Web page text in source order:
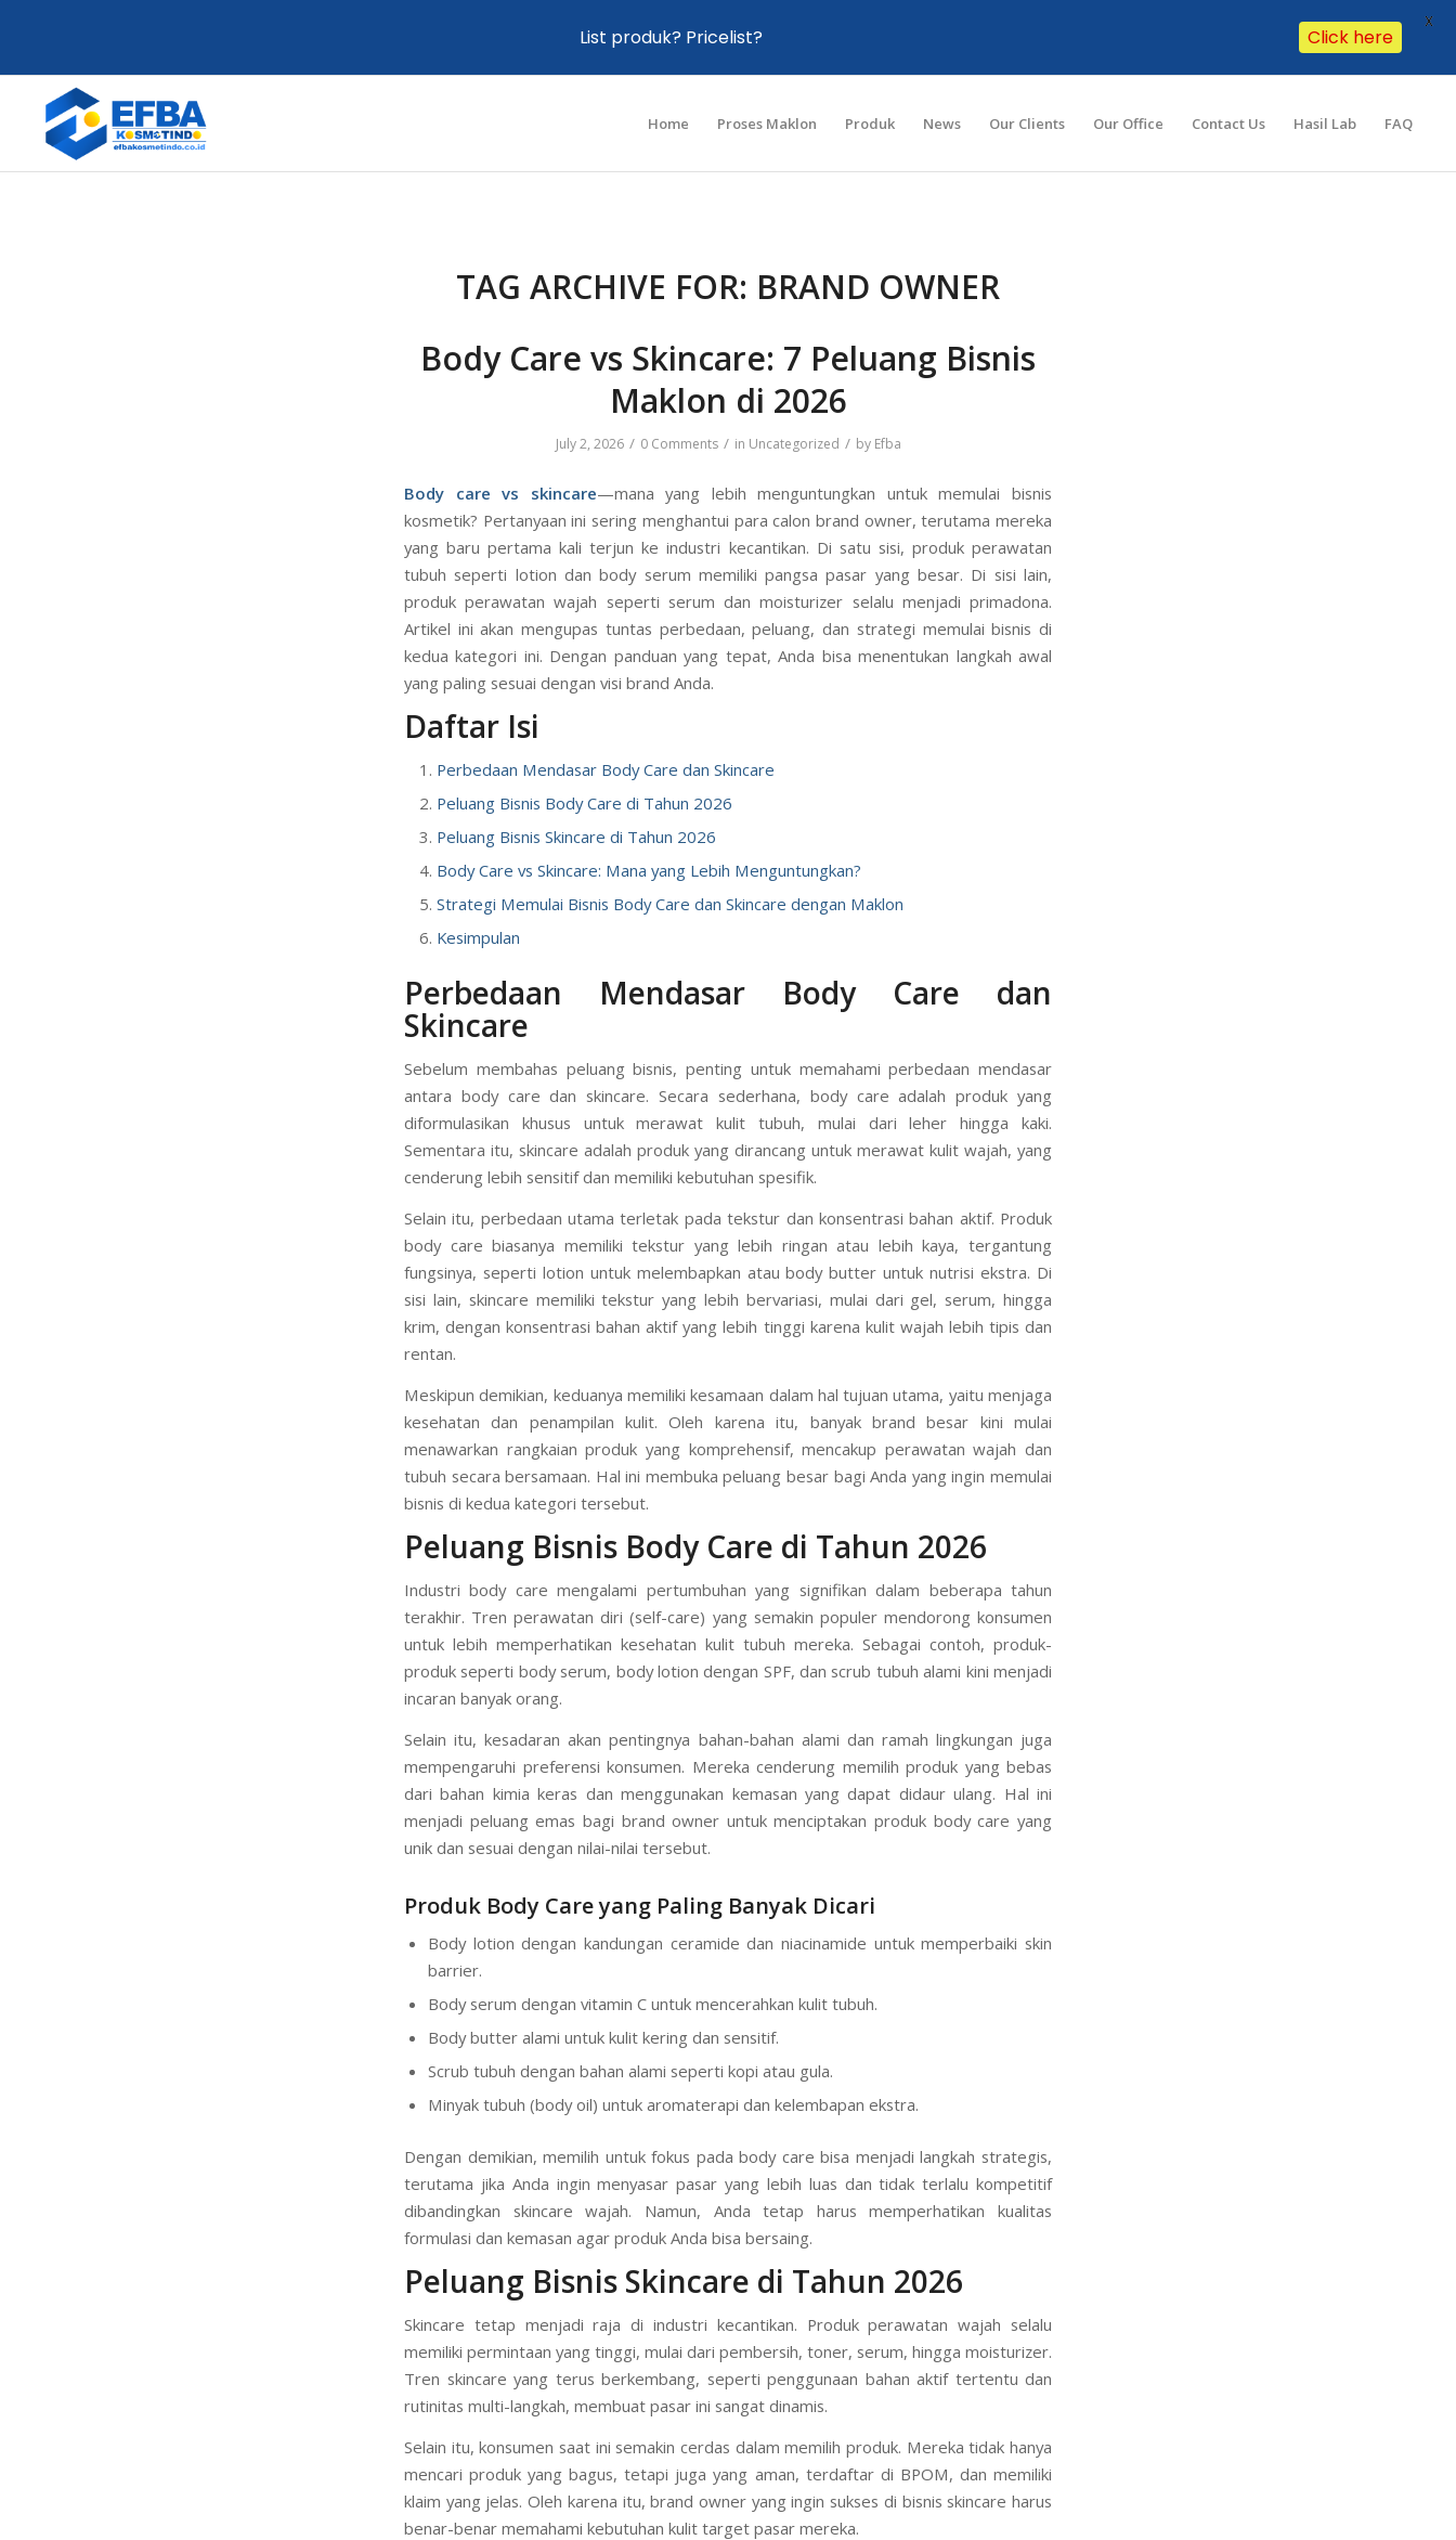
Home Proses Maklon Produk News Our Clients Our Office Contact Us Hasil Lab FAQ
TAG ARCHIVE FOR: BRAND OWNER
Body Care vs Skincare: 7 Peluang Bisnis
Maklon di 2026
July 2, 2026 / 0 Comments / in Uncategorized / by Efba
Body care vs skincare—mana yang lebih menguntungkan untuk memulai bisnis
kosmetik? Pertanyaan ini sering menghantui para calon brand owner, terutama mereka
yang baru pertama kali terjun ke industri kecantikan. Di satu sisi, produk perawatan
tubuh seperti lotion dan body serum memiliki pangsa pasar yang besar. Di sisi lain,
produk perawatan wajah seperti serum dan moisturizer selalu menjadi primadona.
Artikel ini akan mengupas tuntas perbedaan, peluang, dan strategi memulai bisnis di
kedua kategori ini. Dengan panduan yang tepat, Anda bisa menentukan langkah awal
yang paling sesuai dengan visi brand Anda.
Daftar Isi
Perbedaan Mendasar Body Care dan Skincare
Peluang Bisnis Body Care di Tahun 2026
Peluang Bisnis Skincare di Tahun 2026
Body Care vs Skincare: Mana yang Lebih Menguntungkan?
Strategi Memulai Bisnis Body Care dan Skincare dengan Maklon
Kesimpulan
Perbedaan Mendasar Body Care dan
Skincare
Sebelum membahas peluang bisnis, penting untuk memahami perbedaan mendasar
antara body care dan skincare. Secara sederhana, body care adalah produk yang
diformulasikan khusus untuk merawat kulit tubuh, mulai dari leher hingga kaki.
Sementara itu, skincare adalah produk yang dirancang untuk merawat kulit wajah, yang
cenderung lebih sensitif dan memiliki kebutuhan spesifik.
Selain itu, perbedaan utama terletak pada tekstur dan konsentrasi bahan aktif. Produk
body care biasanya memiliki tekstur yang lebih ringan atau lebih kaya, tergantung
fungsinya, seperti lotion untuk melembapkan atau body butter untuk nutrisi ekstra. Di
sisi lain, skincare memiliki tekstur yang lebih bervariasi, mulai dari gel, serum, hingga
krim, dengan konsentrasi bahan aktif yang lebih tinggi karena kulit wajah lebih tipis dan
rentan.
Meskipun demikian, keduanya memiliki kesamaan dalam hal tujuan utama, yaitu menjaga
kesehatan dan penampilan kulit. Oleh karena itu, banyak brand besar kini mulai
menawarkan rangkaian produk yang komprehensif, mencakup perawatan wajah dan
tubuh secara bersamaan. Hal ini membuka peluang besar bagi Anda yang ingin memulai
bisnis di kedua kategori tersebut.
Peluang Bisnis Body Care di Tahun 2026
Industri body care mengalami pertumbuhan yang signifikan dalam beberapa tahun
terakhir. Tren perawatan diri (self-care) yang semakin populer mendorong konsumen
untuk lebih memperhatikan kesehatan kulit tubuh mereka. Sebagai contoh, produk-
produk seperti body serum, body lotion dengan SPF, dan scrub tubuh alami kini menjadi
incaran banyak orang.
Selain itu, kesadaran akan pentingnya bahan-bahan alami dan ramah lingkungan juga
mempengaruhi preferensi konsumen. Mereka cenderung memilih produk yang bebas
dari bahan kimia keras dan menggunakan kemasan yang dapat didaur ulang. Hal ini
menjadi peluang emas bagi brand owner untuk menciptakan produk body care yang
unik dan sesuai dengan nilai-nilai tersebut.
Produk Body Care yang Paling Banyak Dicari
Body lotion dengan kandungan ceramide dan niacinamide untuk memperbaiki skin
barrier.
Body serum dengan vitamin C untuk mencerahkan kulit tubuh.
Body butter alami untuk kulit kering dan sensitif.
Scrub tubuh dengan bahan alami seperti kopi atau gula.
Minyak tubuh (body oil) untuk aromaterapi dan kelembapan ekstra.
Dengan demikian, memilih untuk fokus pada body care bisa menjadi langkah strategis,
terutama jika Anda ingin menyasar pasar yang lebih luas dan tidak terlalu kompetitif
dibandingkan skincare wajah. Namun, Anda tetap harus memperhatikan kualitas
formulasi dan kemasan agar produk Anda bisa bersaing.
Peluang Bisnis Skincare di Tahun 2026
Skincare tetap menjadi raja di industri kecantikan. Produk perawatan wajah selalu
memiliki permintaan yang tinggi, mulai dari pembersih, toner, serum, hingga moisturizer.
Tren skincare yang terus berkembang, seperti penggunaan bahan aktif tertentu dan
rutinitas multi-langkah, membuat pasar ini sangat dinamis.
Selain itu, konsumen saat ini semakin cerdas dalam memilih produk. Mereka tidak hanya
mencari produk yang bagus, tetapi juga yang aman, terdaftar di BPOM, dan memiliki
klaim yang jelas. Oleh karena itu, brand owner yang ingin sukses di bisnis skincare harus
benar-benar memahami kebutuhan kulit target pasar mereka.
List produk? Pricelist? Click here
X